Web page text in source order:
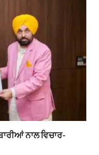
ਨਾਲ ਵਿਚਾਰ-